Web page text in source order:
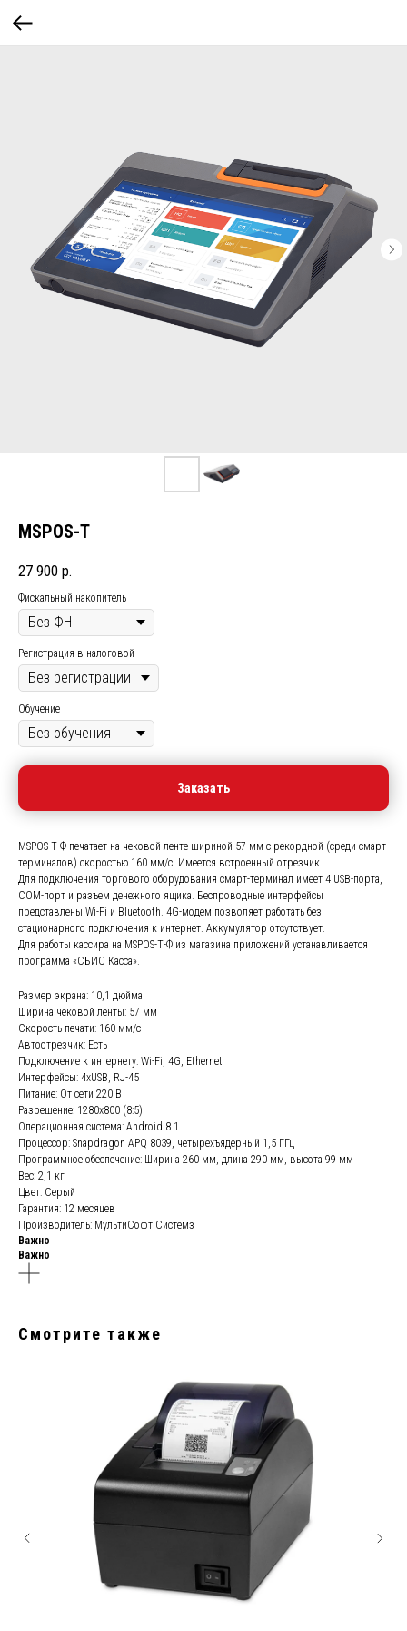
MSPOS-Т
27 900 р.
Фискальный накопитель
Регистрация в налоговой
Обучение
Заказать
MSPOS-Т-Ф печатает на чековой ленте шириной 57 мм с рекордной (среди смарт-
терминалов) скоростью 160 мм/с. Имеется встроенный отрезчик.
Для подключения торгового оборудования смарт-терминал имеет 4 USB-порта,
COM-порт и разъем денежного ящика. Беспроводные интерфейсы
представлены Wi-Fi и Bluetooth. 4G-модем позволяет работать без
стационарного подключения к интернет. Аккумулятор отсутствует.
Для работы кассира на MSPOS-Т-Ф из магазина приложений устанавливается
программа «СБИС Касса».
Размер экрана: 10,1 дюйма
Ширина чековой ленты: 57 мм
Скорость печати: 160 мм/c
Автоотрезчик: Есть
Подключение к интернету: Wi-Fi, 4G, Еthernet
Интерфейсы: 4хUSB, RJ-45
Питание: От сети 220 В
Разрешение: 1280х800 (8:5)
Операционная система: Android 8.1
Процессор: Snapdragon APQ 8039, четырехъядерный 1,5 ГГц
Программное обеспечение: Ширина 260 мм, длина 290 мм, высота 99 мм
Вес: 2,1 кг
Цвет: Серый
Гарантия: 12 месяцев
Производитель: МультиСофт Системз
Важно
Важно
Смотрите также